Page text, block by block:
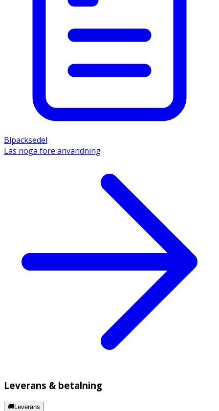
Bipacksedel
Läs noga före användning
Leverans & betalning
🚚Leverans